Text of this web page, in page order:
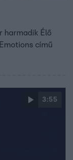
harmadik Élő
című
3:55